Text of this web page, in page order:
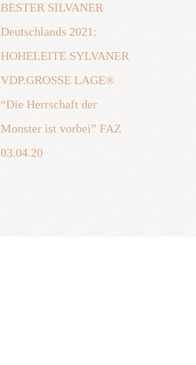
BESTER SILVANER
Deutschlands 2021:
HOHELEITE SYLVANER
VDP.GROSSE LAGE®
“Die Herrschaft der
Monster ist vorbei” FAZ
03.04.20